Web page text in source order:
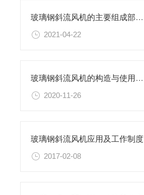
玻璃钢斜流风机的主要组成部件和安装事项
2021-04-22
玻璃钢斜流风机的构造与使用运行维护
2020-11-26
玻璃钢斜流风机应用及工作制度
2017-02-08